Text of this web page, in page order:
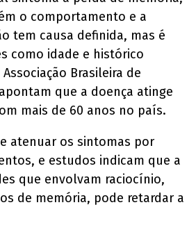
o comportamento e a
tem causa definida, mas é
como idade e histórico
Brasileira de
que a doença atinge
mais de 60 anos no país.
atenuar os sintomas por
e estudos indicam que a
que envolvam raciocínio,
de memória, pode retardar a